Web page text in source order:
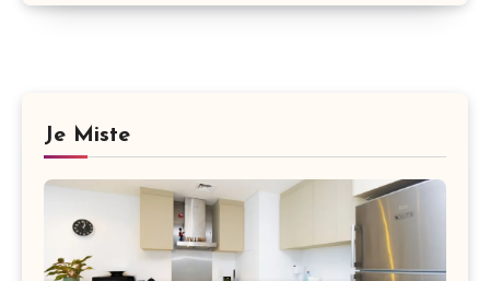
Je Miste